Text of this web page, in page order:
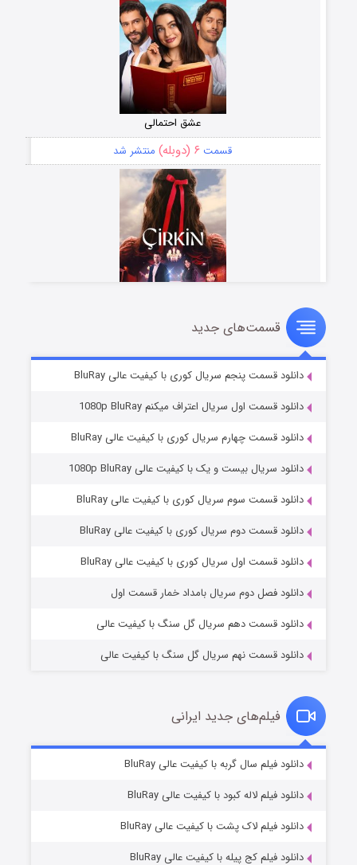
عشق احتمالی
قسمت ۶ (دوبله) منتشر شد
سریال زشت
قسمت۵ (زیرنویس) منتشر شد
وستی ها
قسمت۱ (زیرنویس) منتشر شد
قسمت۶ (زیرنویس) منتشر شد
قسمت‌های جدید
دانلود قسمت پنجم سریال کوری با کیفیت عالی BluRay
دانلود قسمت اول سریال اعتراف میکنم 1080p BluRay
دانلود قسمت چهارم سریال کوری با کیفیت عالی BluRay
دانلود سریال بیست و یک با کیفیت عالی 1080p BluRay
دانلود قسمت سوم سریال کوری با کیفیت عالی BluRay
دانلود قسمت دوم سریال کوری با کیفیت عالی BluRay
دانلود قسمت اول سریال کوری با کیفیت عالی BluRay
دانلود فصل دوم سریال بامداد خمار قسمت اول
دانلود قسمت دهم سریال گل سنگ با کیفیت عالی
دانلود قسمت نهم سریال گل سنگ با کیفیت عالی
فیلم‌های جدید ایرانی
دانلود فیلم سال گربه با کیفیت عالی BluRay
دانلود فیلم لاله کبود با کیفیت عالی BluRay
دانلود فیلم لاک پشت با کیفیت عالی BluRay
دانلود فیلم کج‌ پیله با کیفیت عالی BluRay